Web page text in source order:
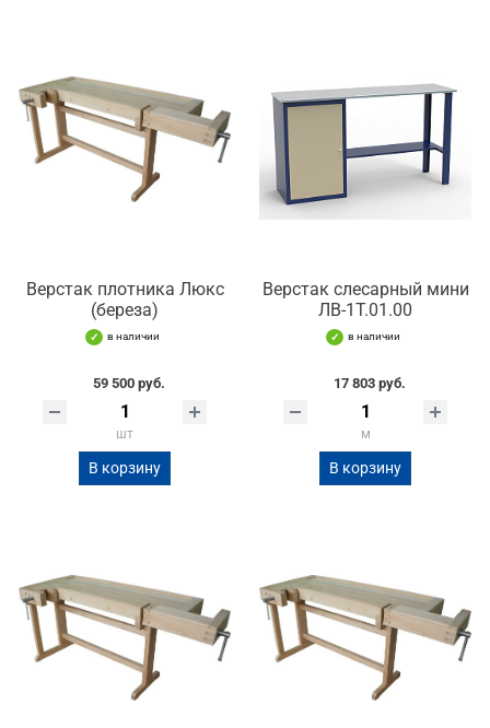
Верстак плотника Люкс
(береза)
в наличии
59 500 руб.
шт
В корзину
Верстак слесарный мини
ЛВ-1Т.01.00
в наличии
17 803 руб.
м
В корзину